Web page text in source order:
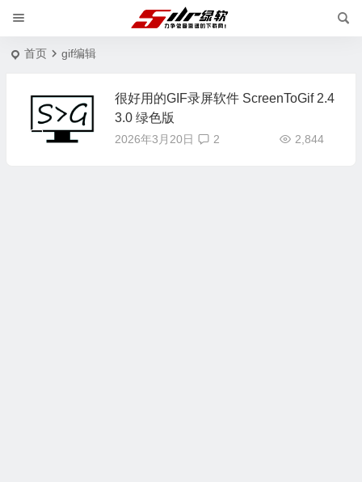
首页 gif编辑
很好用的GIF录屏软件 ScreenToGif 2.4
3.0 绿色版
2026年3月20日 2,844
2